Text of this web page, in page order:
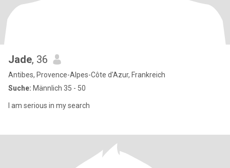
Jade, 36
Antibes, Provence-Alpes-Côte d'Azur, Frankreich
Suche: Männlich 35 - 50
I am serious in my search